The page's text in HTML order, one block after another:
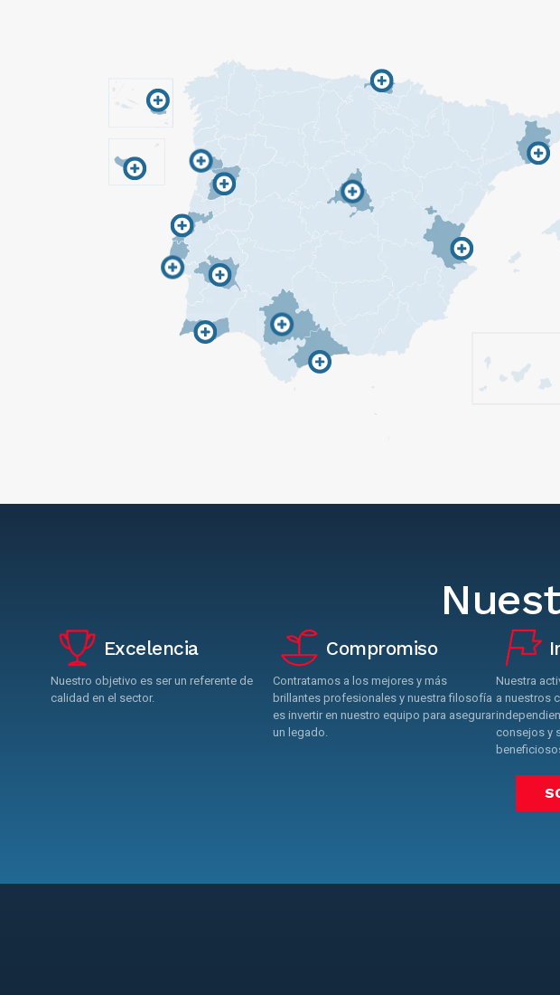
Excelencia
Nuestro objetivo es ser un referente de
calidad en el sector.
Compromiso
Contratamos a los mejores y más
brillantes profesionales y nuestra filosofía
es invertir en nuestro equipo para asegurar
un legado.
Nuestra
a nuestros
consejos y